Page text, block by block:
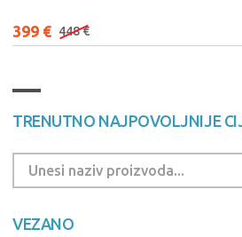
399 € 448 €
TRENUTNO NAJPOVOLJNIJE
VEZANO